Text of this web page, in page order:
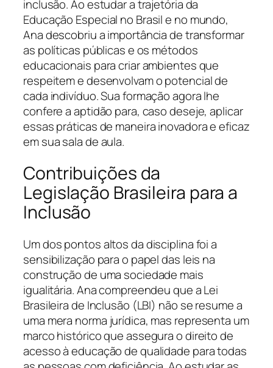
inclusão. Ao estudar a trajetória da
Educação Especial no Brasil e no mundo,
Ana descobriu a importância de transformar
as políticas públicas e os métodos
educacionais para criar ambientes que
respeitem e desenvolvam o potencial de
cada indivíduo. Sua formação agora lhe
confere a aptidão para, caso deseje, aplicar
essas práticas de maneira inovadora e eficaz
em sua sala de aula.
Contribuições da
Legislação Brasileira para a
Inclusão
Um dos pontos altos da disciplina foi a
sensibilização para o papel das leis na
construção de uma sociedade mais
igualitária. Ana compreendeu que a Lei
Brasileira de Inclusão (LBI) não se resume a
uma mera norma jurídica, mas representa um
marco histórico que assegura o direito de
acesso à educação de qualidade para todas